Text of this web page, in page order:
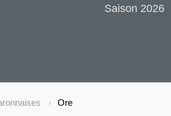
Saison 2026
Ore